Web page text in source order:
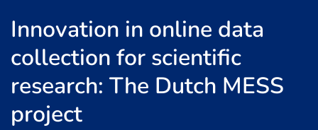
Innovation in online data
collection for scientific
research: The Dutch MESS
project